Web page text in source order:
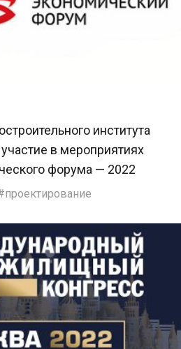
института
в мероприятиях
форума — 2022
проектирование